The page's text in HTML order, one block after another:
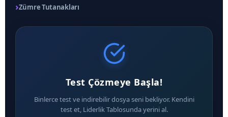
›Zümre Tutanakları
Test Çözmeye Başla!
Binlerce test ve indirebilir dosya seni bekliyor. Kendini
test et, Liderlik Tablosunda yerini al.